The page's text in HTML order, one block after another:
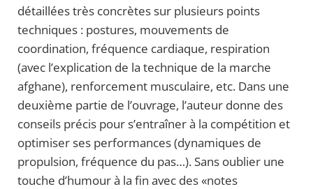
détaillées très concrètes sur plusieurs points
techniques : postures, mouvements de
coordination, fréquence cardiaque, respiration
(avec l’explication de la technique de la marche
afghane), renforcement musculaire, etc. Dans une
deuxième partie de l’ouvrage, l’auteur donne des
conseils précis pour s’entraîner à la compétition et
optimiser ses performances (dynamiques de
propulsion, fréquence du pas…). Sans oublier une
touche d’humour à la fin avec des «notes